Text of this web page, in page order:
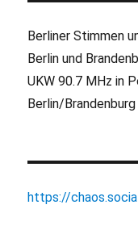
Berliner Stimmen
Berlin und
UKW 90.7 MHz in
Berlin/
https://